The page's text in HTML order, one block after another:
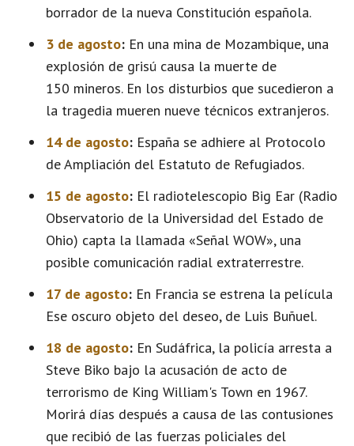
borrador de la nueva Constitución española.
3 de agosto: En una mina de Mozambique, una
explosión de grisú causa la muerte de
150 mineros. En los disturbios que sucedieron a
la tragedia mueren nueve técnicos extranjeros.
14 de agosto: España se adhiere al Protocolo
de Ampliación del Estatuto de Refugiados.
15 de agosto: El radiotelescopio Big Ear (Radio
Observatorio de la Universidad del Estado de
Ohio) capta la llamada «Señal WOW», una
posible comunicación radial extraterrestre.
17 de agosto: En Francia se estrena la película
Ese oscuro objeto del deseo, de Luis Buñuel.
18 de agosto: En Sudáfrica, la policía arresta a
Steve Biko bajo la acusación de acto de
terrorismo de King William's Town en 1967.
Morirá días después a causa de las contusiones
que recibió de las fuerzas policiales del